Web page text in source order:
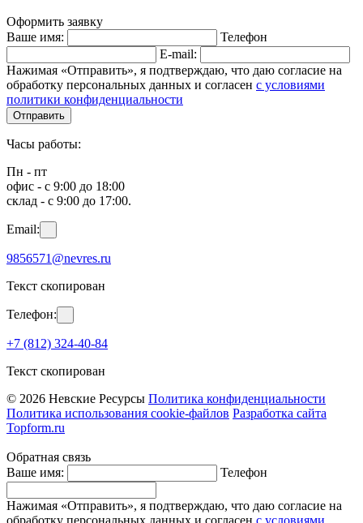
Оформить заявку
Ваше имя:
Телефон
E-mail:
Нажимая «Отправить», я подтверждаю, что даю согласие на
обработку персональных данных и согласен с условиями
политики конфиденциальности
Отправить
Часы работы:
Пн - пт
офис - с 9:00 до 18:00
склад - с 9:00 до 17:00.
Email:
9856571@nevres.ru
Текст скопирован
Телефон:
+7 (812) 324-40-84
Текст скопирован
© 2026 Невские Ресурсы Политика конфиденциальности
Политика использования cookie-файлов Разработка сайта
Topform.ru
Обратная связь
Ваше имя:
Телефон
Нажимая «Отправить», я подтверждаю, что даю согласие на
обработку персональных данных и согласен с условиями